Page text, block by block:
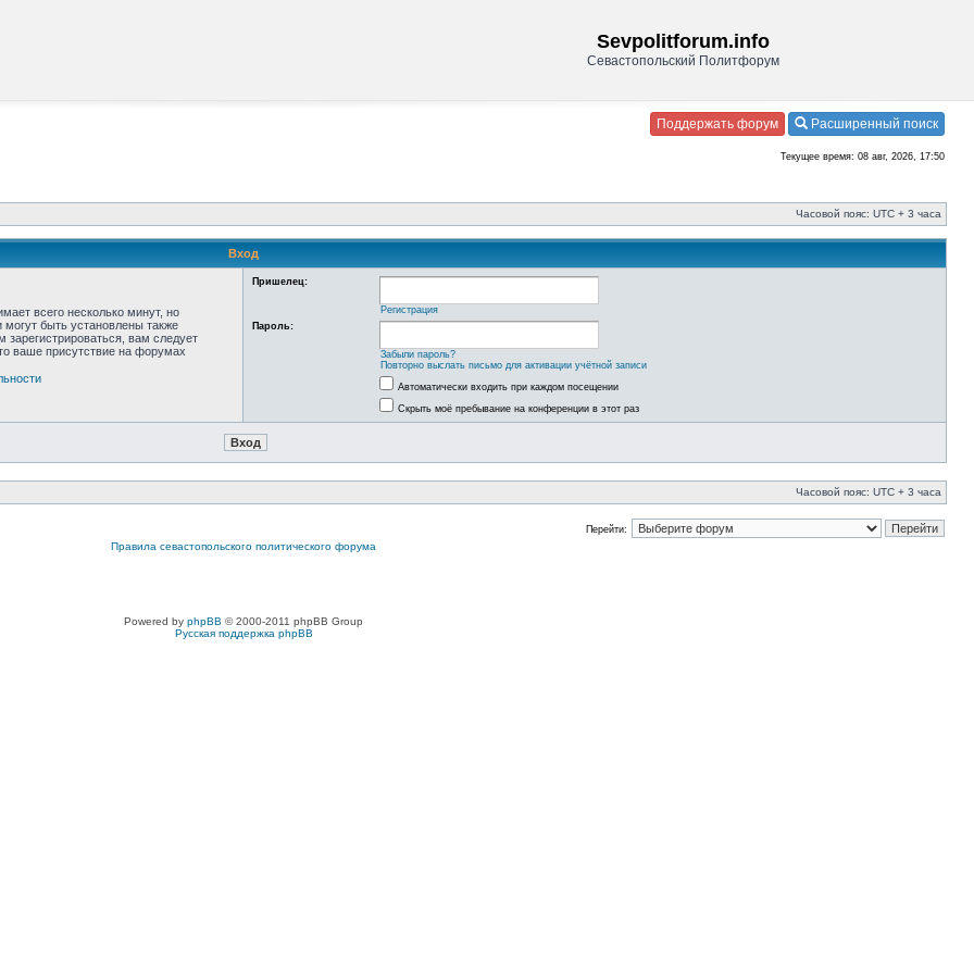
Sevpolitforum.info
Севастопольский Политфорум
Поддержать форум Расширенный поиск
Текущее время: 08 авг, 2026, 17:50
Часовой пояс: UTC + 3 часа
Вход
всего несколько минут, но
быть установлены также
зарегистрироваться, вам следует
ваше присутствие на форумах
Пришелец:
Регистрация
Пароль:
Забыли пароль?
Повторно выслать письмо для активации учётной записи
Автоматически входить при каждом посещении
Скрыть моё пребывание на конференции в этот раз
Часовой пояс: UTC + 3 часа
Перейти:
Правила севастопольского политического форума
Powered by phpBB © 2000-2011 phpBB Group
Русская поддержка phpBB